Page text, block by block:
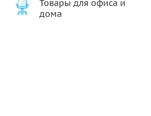
Товары для офиса и
дома